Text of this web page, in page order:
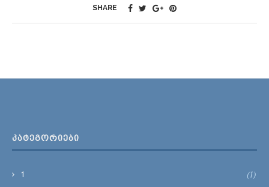
SHARE
ᲙᲐᲢᲔᲒᲝᲠᲘᲔᲑᲘ
1 (1)